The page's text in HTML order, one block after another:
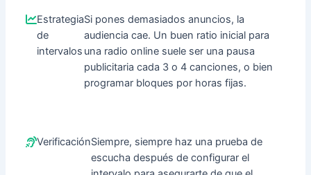
Estrategia
de
intervalos
Si pones demasiados anuncios, la
audiencia cae. Un buen ratio inicial para
una radio online suele ser una pausa
publicitaria cada 3 o 4 canciones, o bien
programar bloques por horas fijas.
VerificaciónSiempre, siempre haz una prueba de
escucha después de configurar el